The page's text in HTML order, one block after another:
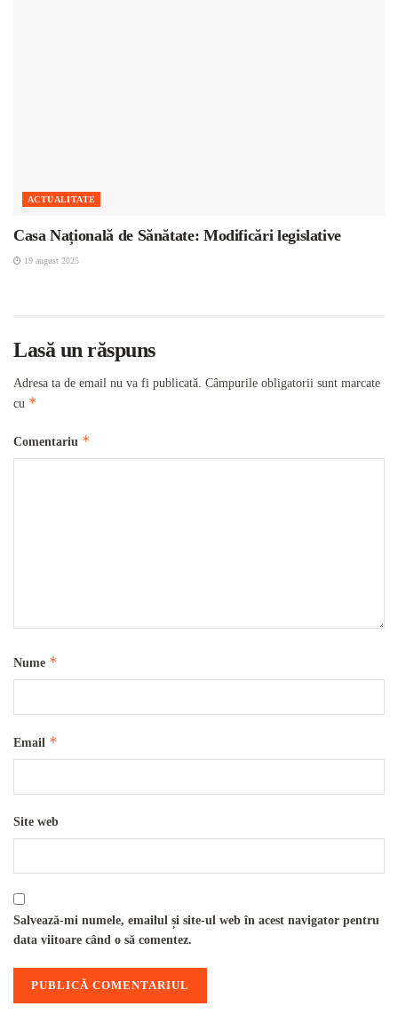
ACTUALITATE
Casa Națională de Sănătate: Modificări legislative
19 august 2025
Lasă un răspuns
Adresa ta de email nu va fi publicată. Câmpurile obligatorii sunt marcate
cu *
Comentariu *
Nume *
Email *
Site web
Salvează-mi numele, emailul și site-ul web în acest navigator pentru
data viitoare când o să comentez.